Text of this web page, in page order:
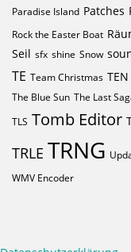
Paradise Island Patches
Rock the Easter Boat
Seil sfx shine Snow
TE Team Christmas TEN
The Blue Sun The Last
TLS Tomb Editor
TRLE TRNG
WMV Encoder